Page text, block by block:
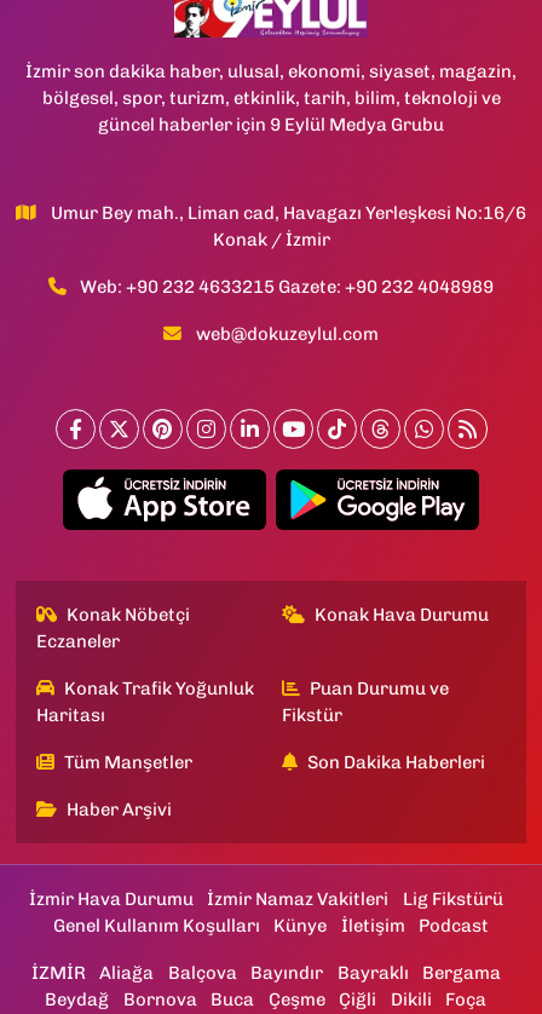
İzmir son dakika haber, ulusal, ekonomi, siyaset, magazin,
bölgesel, spor, turizm, etkinlik, tarih, bilim, teknoloji ve
güncel haberler için 9 Eylül Medya Grubu
Umur Bey mah., Liman cad, Havagazı Yerleşkesi No:16/6
Konak / İzmir
Web: +90 232 4633215 Gazete: +90 232 4048989
web@dokuzeylul.com
Konak Nöbetçi
Eczaneler
Konak Hava Durumu
Konak Trafik Yoğunluk
Haritası
Puan Durumu ve
Fikstür
Tüm Manşetler Son Dakika Haberleri
Haber Arşivi
İzmir Hava Durumu İzmir Namaz Vakitleri
Lig Fikstürü
Genel Kullanım Koşulları
Künye İletişim Podcast
İZMİR Aliağa Balçova Bayındır Bayraklı
Bergama
Beydağ
Bornova Buca Çeşme Çiğli Dikili Foça